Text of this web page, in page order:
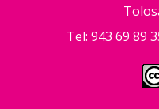
Tel: 943 69 89